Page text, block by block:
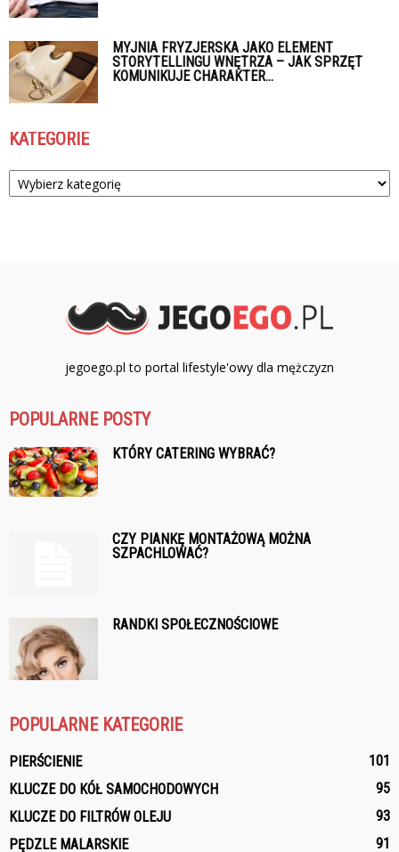
MYJNIA FRYZJERSKA JAKO ELEMENT
STORYTELLINGU WNĘTRZA – JAK SPRZĘT
KOMUNIKUJE CHARAKTER...
KATEGORIE
Kategorie
jegoego.pl to portal lifestyle'owy dla mężczyzn
POPULARNE POSTY
KTÓRY CATERING WYBRAĆ?
CZY PIANKĘ MONTAŻOWĄ MOŻNA
SZPACHLOWAĆ?
RANDKI SPOŁECZNOŚCIOWE
POPULARNE KATEGORIE
PIERŚCIENIE
101
KLUCZE DO KÓŁ SAMOCHODOWYCH
95
KLUCZE DO FILTRÓW OLEJU
93
PĘDZLE MALARSKIE
91